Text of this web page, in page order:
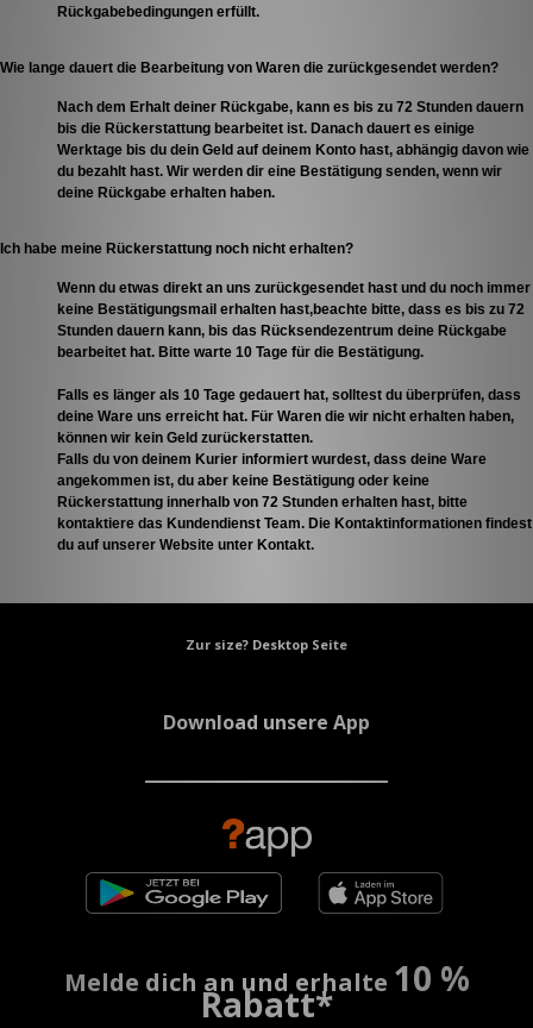
Rückgabebedingungen erfüllt.
Wie lange dauert die Bearbeitung von Waren die zurückgesendet werden?
Nach dem Erhalt deiner Rückgabe, kann es bis zu 72 Stunden dauern
bis die Rückerstattung bearbeitet ist. Danach dauert es einige
Werktage bis du dein Geld auf deinem Konto hast, abhängig davon wie
du bezahlt hast. Wir werden dir eine Bestätigung senden, wenn wir
deine Rückgabe erhalten haben.
Ich habe meine Rückerstattung noch nicht erhalten?
Wenn du etwas direkt an uns zurückgesendet hast und du noch immer
keine Bestätigungsmail erhalten hast,beachte bitte, dass es bis zu 72
Stunden dauern kann, bis das Rücksendezentrum deine Rückgabe
bearbeitet hat. Bitte warte 10 Tage für die Bestätigung.
Falls es länger als 10 Tage gedauert hat, solltest du überprüfen, dass
deine Ware uns erreicht hat. Für Waren die wir nicht erhalten haben,
können wir kein Geld zurückerstatten.
Falls du von deinem Kurier informiert wurdest, dass deine Ware
angekommen ist, du aber keine Bestätigung oder keine
Rückerstattung innerhalb von 72 Stunden erhalten hast, bitte
kontaktiere das Kundendienst Team. Die Kontaktinformationen findest
du auf unserer Website unter Kontakt.
Zur size? Desktop Seite
Download unsere App
Melde dich an und erhalte 10 %
Rabatt*